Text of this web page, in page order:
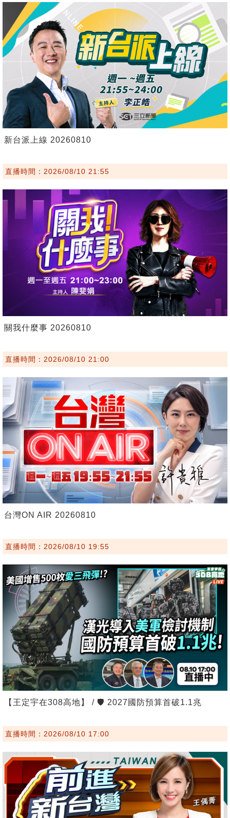
新台派上線 20260810
直播時間：2026/08/10 21:55
關我什麼事 20260810
直播時間：2026/08/10 21:00
台灣ON AIR 20260810
直播時間：2026/08/10 19:55
【王定宇在308高地】 / 🛡️ 2027國防預算首破1.1兆
直播時間：2026/08/10 17:00